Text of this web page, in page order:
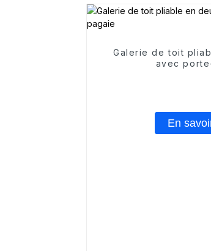
Galerie de toit
avec
En